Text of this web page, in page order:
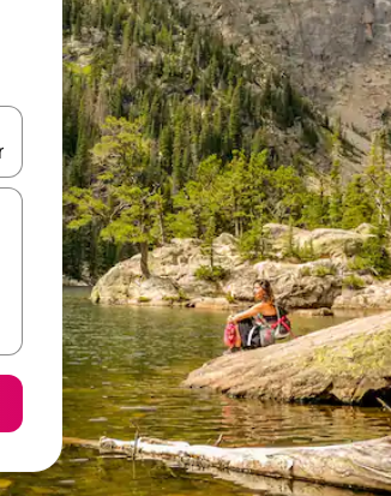
koristeći se strelicama prema gore i prema